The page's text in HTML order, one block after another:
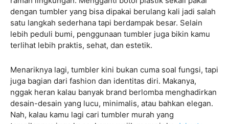
dengan tumbler yang bisa dipakai berulang kali jadi salah
satu langkah sederhana tapi berdampak besar. Selain
lebih peduli bumi, penggunaan tumbler juga bikin kamu
terlihat lebih praktis, sehat, dan estetik.
Menariknya lagi, tumbler kini bukan cuma soal fungsi, tapi
juga bagian dari fashion dan identitas diri. Makanya,
nggak heran kalau banyak brand berlomba menghadirkan
desain-desain yang lucu, minimalis, atau bahkan elegan.
Nah, kalau kamu lagi cari tumbler murah yang